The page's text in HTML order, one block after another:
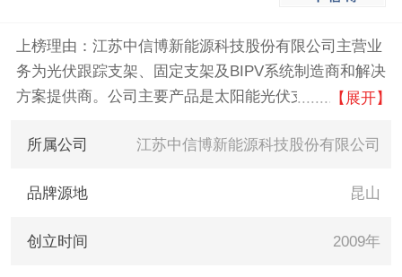
上榜理由：江苏中信博新能源科技股份有限公司主营业
务为光伏跟踪支架、固定支架及BIPV系统制造商和解决
方案提供商。公司主要产品是太阳能光伏支架，分为固
碑和优秀的品牌声誉，近年来，公司获得了“2019年领
新论坛颁发的“2019光伏绿色建筑产业品牌领跑奖”等荣
【展开】
所属公司 江苏中信博新能源科技股份有限公司
品牌源地 昆山
创立时间 2009年